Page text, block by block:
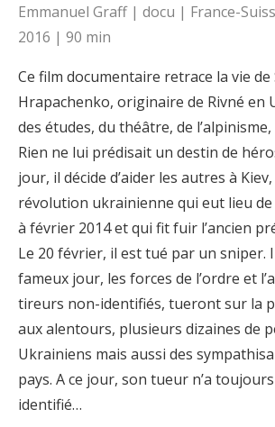
Emmanuel Graff | docu | France-
2016 | 90 min
Ce film documentaire retrace la vie de
Hrapachenko, originaire de Rivné en
des études, du théâtre, de
Rien ne lui prédisait un destin de
jour, il décide d’aider les autres à
révolution ukrainienne qui eut lieu
à février 2014 et qui fit fuir l’ancien
Le 20 février, il est tué par un sniper.
fameux jour, les forces de l’ordre et
tireurs non-identifiés, tueront sur la
aux alentours, plusieurs dizaines de
Ukrainiens mais aussi des
pays. A ce jour, son tueur n’a
identifié…